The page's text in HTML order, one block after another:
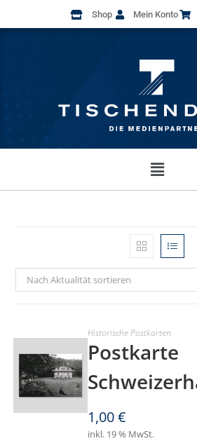
Shop Mein Konto
Nach Aktualität sortieren
Historische Postkarten
Postkarte
1,00€
inkl. 19 % MwSt.